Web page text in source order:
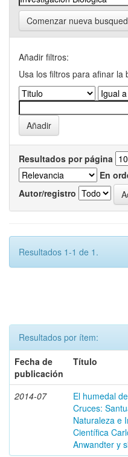
Comenzar nueva
Añadir filtros:
Usa los filtros para afinar la
Resultados por página
En
Autor/registro
Resultados 1-1 de 1.
Resultados por ítem:
Fecha de
publicación
Título
2014-07
El humedal
Cruces:
Naturaleza e
Científica
Anwandter y